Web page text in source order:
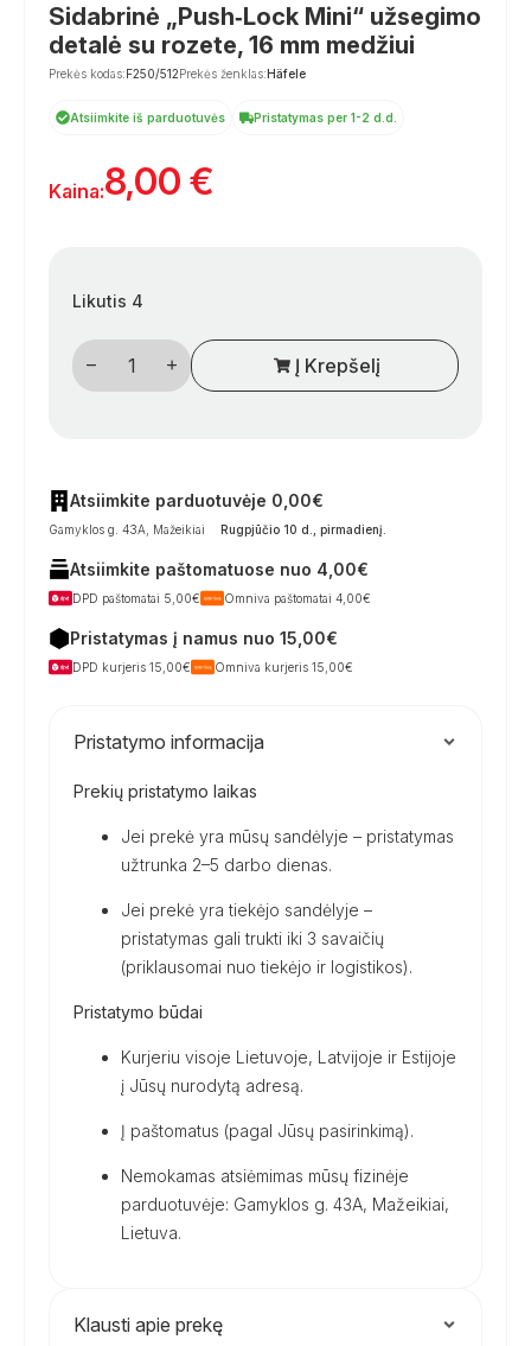
Sidabrinė „Push‑Lock Mini“ užsegimo
detalė su rozete, 16 mm medžiui
Prekės kodas:F250/512Prekės ženklas:Häfele
Atsiimkite iš parduotuvės Pristatymas per 1-2 d.d.
Kaina:8,00 €
Likutis 4
produkto
kiekis:
Sidabrinė
rozete,
mm
medžiui
Į Krepšelį
Atsiimkite parduotuvėje 0,00€
Gamyklos g. 43A, Mažeikiai Rugpjūčio 10 d., pirmadienį
Atsiimkite paštomatuose nuo 4,00€
DPD paštomatai 5,00€ Omniva paštomatai 4,00€
Pristatymas į namus nuo 15,00€
DPD kurjeris 15,00€ Omniva kurjeris 15,00€
Pristatymo informacija
Prekių pristatymo laikas
Jei prekė yra mūsų sandėlyje – pristatymas
užtrunka 2–5 darbo dienas.
Jei prekė yra tiekėjo sandėlyje –
pristatymas gali trukti iki 3 savaičių
(priklausomai nuo tiekėjo ir logistikos).
Pristatymo būdai
Kurjeriu visoje Lietuvoje, Latvijoje ir Estijoje
į Jūsų nurodytą adresą.
Į paštomatus (pagal Jūsų pasirinkimą).
Nemokamas atsiėmimas mūsų fizinėje
parduotuvėje: Gamyklos g. 43A, Mažeikiai,
Lietuva.
Klausti apie prekę